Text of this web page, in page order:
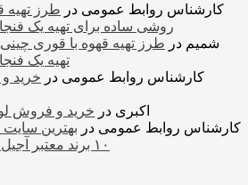
کارشناس روابط عمومی در طرز تهیه
روشی ساده برای تهیه یک
شمیم در طرز تهیه قهوه با قوری
تهیه یک
کارشناس روابط عمومی در خرید
اکبری در خرید و فروش
کارشناس روابط عمومی در بهترین
۱۰ برند معتبر آجیل و خشکبار در ایران